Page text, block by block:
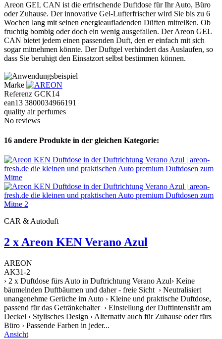
Areon GEL CAN ist die erfrischende Duftdose für Ihr Auto, Büro
oder Zuhause. Der innovative Gel-Lufterfrischer wird Sie bis zu 6
Wochen lang mit seinen energieaufladenden Düften mitreißen. Ob
fruchtig bombig oder doch ein wenig ausgefallen. Der Areon GEL
CAN bietet jedem einen passenden Duft, den er einfach mit sich
sogar mitnehmen könnte. Der Duftgel verhindert das Auslaufen, so
dass Sie beruhigt den Einsatzort selbst bestimmen können.
Marke
Referenz GCK14
ean13 3800034966191
quality air perfumes
No reviews
16 andere Produkte in der gleichen Kategorie:
CAR & Autoduft
2 x Areon KEN Verano Azul
AREON
AK31-2
› 2 x Duftdose fürs Auto in Duftrichtung Verano Azul› Keine
bäumelnden Duftbäumen und daher - freie Sicht › Neutralisiert
unangenehme Gerüche im Auto › Kleine und praktische Duftdose,
passend für das Getränkehalter › Einstellung der Duftintensität am
Deckel › Stylisches Design › Alternativ auch für Zuhause oder fürs
Büro › Passende Farben in jeder...
Ansicht